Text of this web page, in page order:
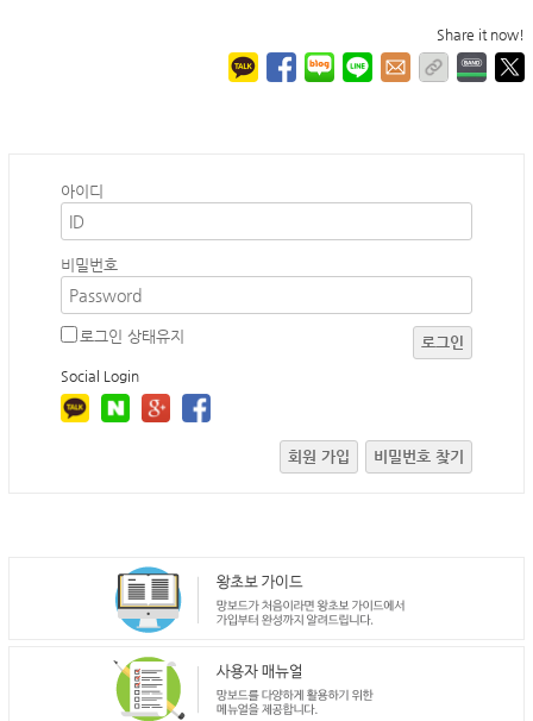
Share it now!
아이디
비밀번호
로그인 상태유지 로그인
Social Login
회원 가입 비밀번호 찾기